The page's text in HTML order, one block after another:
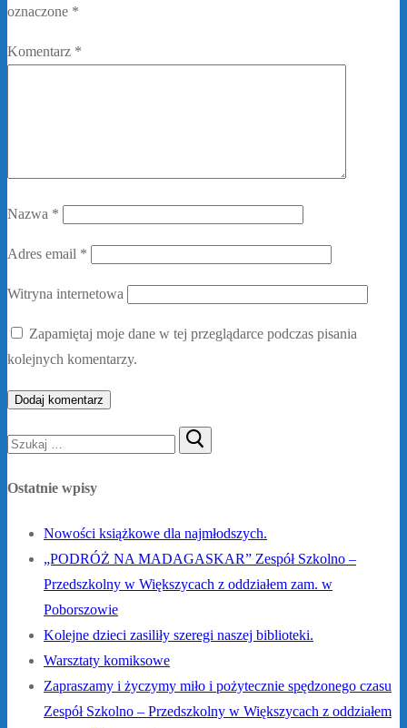
oznaczone *
Komentarz *
Nazwa *
Adres email *
Witryna internetowa
Zapamiętaj moje dane w tej przeglądarce podczas pisania
kolejnych komentarzy.
Ostatnie wpisy
Nowości książkowe dla najmłodszych.
„PODRÓŻ NA MADAGASKAR” Zespół Szkolno –
Przedszkolny w Większycach z oddziałem zam. w
Poborszowie
Kolejne dzieci zasiliły szeregi naszej biblioteki.
Warsztaty komiksowe
Zapraszamy i życzymy miło i pożytecznie spędzonego czasu
Zespół Szkolno – Przedszkolny w Większycach z oddziałem